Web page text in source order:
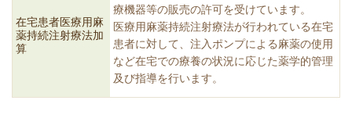
在宅患者医療用麻
薬持続注射療法加
算
療機器等の販売の許可を受けています。
医療用麻薬持続注射療法が行われている在宅
患者に対して、注入ポンプによる麻薬の使用
など在宅での療養の状況に応じた薬学的管理
及び指導を行います。